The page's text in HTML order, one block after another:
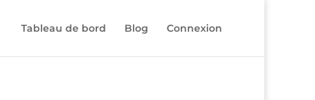
Tableau de bord Blog Connexion